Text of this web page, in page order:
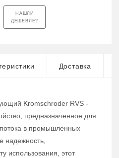
НАШЛИ
ДЕШЕВЛЕ?
Доставка
Kromschroder RVS -
предназначенное для
потока в промышленных
надежность,
использования, этот